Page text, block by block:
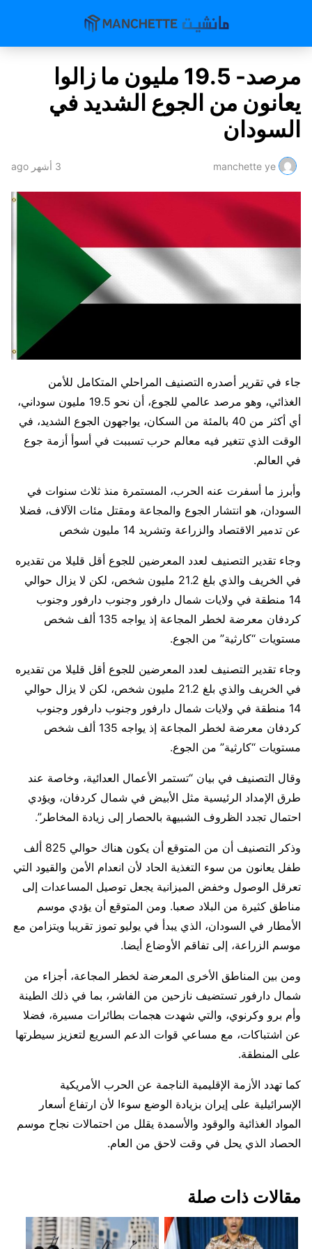
مرصد- 19.5 مليون ما زالوا
يعانون من الجوع الشديد في
السودان
manchette ye 3 أشهر ago
جاء في تقرير أصدره التصنيف المراحلي المتكامل للأمن
الغذائي، وهو مرصد عالمي للجوع، أن نحو 19.5 مليون سوداني،
أي أكثر من 40 بالمئة من السكان، يواجهون الجوع الشديد، في
الوقت الذي تتغير فيه معالم حرب تسببت في أسوأ أزمة جوع ​
في العالم.
وأبرز ما أسفرت عنه الحرب، المستمرة منذ ثلاث سنوات في
السودان، هو انتشار الجوع والمجاعة ومقتل مئات الآلاف، فضلا
عن تدمير الاقتصاد والزراعة وتشريد 14 مليون شخص
وجاء تقدير ⁠التصنيف لعدد المعرضين للجوع أقل قليلا من تقديره
في الخريف والذي بلغ 21.2 مليون شخص، لكن لا يزال حوالي
14 منطقة في ولايات شمال دارفور وجنوب دارفور وجنوب
كردفان معرضة لخطر المجاعة إذ يواجه 135 ألف شخص
مستويات “كارثية” من الجوع.
وجاء تقدير ⁠التصنيف لعدد المعرضين للجوع أقل قليلا من تقديره
في الخريف والذي بلغ 21.2 مليون شخص، لكن لا يزال حوالي
14 منطقة في ولايات شمال دارفور وجنوب دارفور وجنوب
كردفان معرضة لخطر المجاعة إذ يواجه 135 ألف شخص
مستويات “كارثية” من الجوع.
وقال التصنيف في بيان “تستمر الأعمال العدائية، وخاصة عند
طرق الإمداد الرئيسية مثل الأبيض في شمال كردفان، ويؤدي
احتمال تجدد الظروف الشبيهة بالحصار ​إلى زيادة المخاطر”.
وذكر التصنيف أن من المتوقع أن ⁠يكون هناك حوالي 825 ألف
طفل يعانون من سوء التغذية الحاد لأن انعدام الأمن والقيود التي
تعرقل الوصول وخفض الميزانية يجعل توصيل المساعدات إلى
مناطق كثيرة من البلاد صعبا. ومن المتوقع أن يؤدي موسم
الأمطار في السودان، الذي يبدأ في يوليو تموز ⁠تقريبا ويتزامن مع
موسم الزراعة، إلى تفاقم الأوضاع أيضا.
ومن بين المناطق الأخرى المعرضة لخطر المجاعة، أجزاء من
شمال دارفور تستضيف نازحين من الفاشر، بما في ذلك الطينة
وأم برو وكرنوي، والتي شهدت هجمات بطائرات مسيرة، فضلا
⁠عن اشتباكات، ​مع مساعي قوات الدعم السريع لتعزيز سيطرتها
على المنطقة.
كما تهدد ​الأزمة الإقليمية الناجمة عن الحرب الأمريكية
الإسرائيلية على إيران بزيادة الوضع سوءا لأن ارتفاع أسعار
المواد الغذائية والوقود والأسمدة يقلل من احتمالات ​نجاح موسم
الحصاد الذي يحل في وقت لاحق من العام.
مقالات ذات صلة